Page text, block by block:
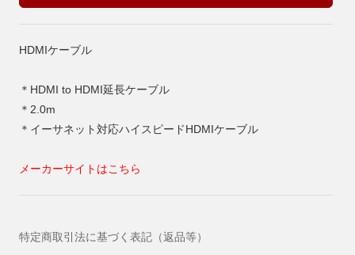
HDMIケーブル
＊HDMI to HDMI延長ケーブル
＊2.0m
＊イーサネット対応ハイスピードHDMIケーブル
メーカーサイトはこちら
特定商取引法に基づく表記（返品等）